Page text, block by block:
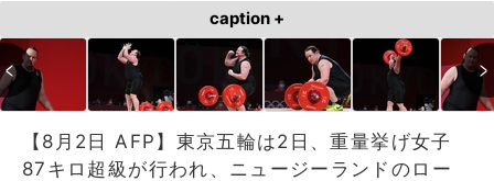
caption +
【8月2日 AFP】東京五輪は2日、重量挙げ女子
87キロ超級が行われ、ニュージーランドのロー